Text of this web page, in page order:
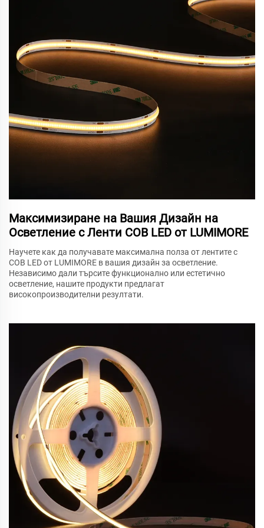
Максимизиране на Вашия Дизайн на
Осветление с Ленти COB LED от LUMIMORE
Научете как да получавате максимална полза от лентите с
COB LED от LUMIMORE в вашия дизайн за осветление.
Независимо дали търсите функционално или естетично
осветление, нашите продукти предлагат
високопроизводителни резултати.